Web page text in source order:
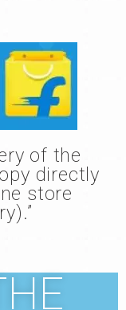
of the
directly
store
.”